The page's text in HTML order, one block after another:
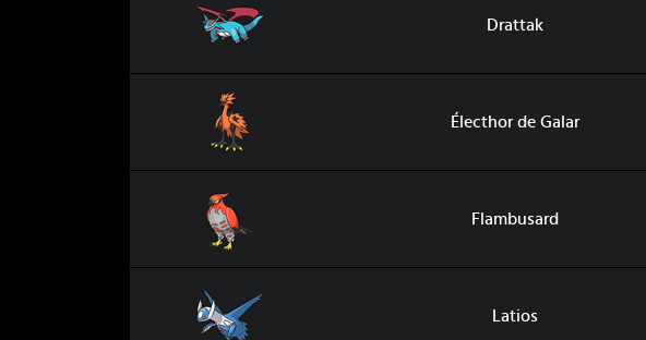
Drattak
Électhor de Galar
Flambusard
Latios